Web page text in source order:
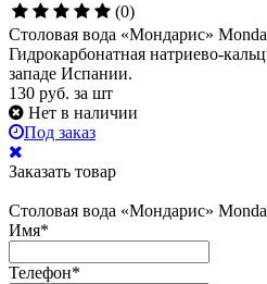
(0)
Столовая вода «Мондарис»
Гидрокарбонатная натриево-
западе Испании.
130 руб. за шт
Нет в наличии
Под заказ
Заказать товар
Столовая вода «Мондарис»
Имя*
Телефон*